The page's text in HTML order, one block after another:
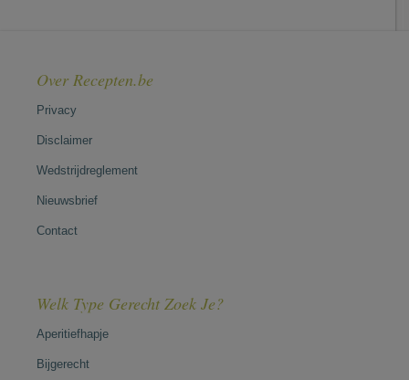
Over Recepten.be
Privacy
Disclaimer
Wedstrijdreglement
Nieuwsbrief
Contact
Welk Type Gerecht Zoek Je?
Aperitiefhapje
Bijgerecht